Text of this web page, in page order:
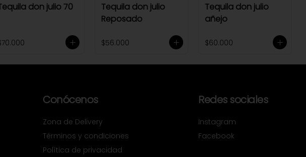
don julio 70
Tequila don julio
Reposado
$56.000
Tequila don julio
añejo
$60.000
Conócenos
Zona de Delivery
Términos y condiciones
Política de privacidad
Redes sociales
Instagram
Facebook